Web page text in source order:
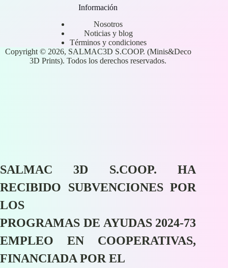
Información
Nosotros
Noticias y blog
Términos y condiciones
Copyright © 2026, SALMAC3D S.COOP. (Minis&Deco
3D Prints). Todos los derechos reservados.
SALMAC 3D S.COOP. HA
RECIBIDO SUBVENCIONES POR
LOS
PROGRAMAS DE AYUDAS 2024-73
EMPLEO EN COOPERATIVAS,
FINANCIADA POR EL